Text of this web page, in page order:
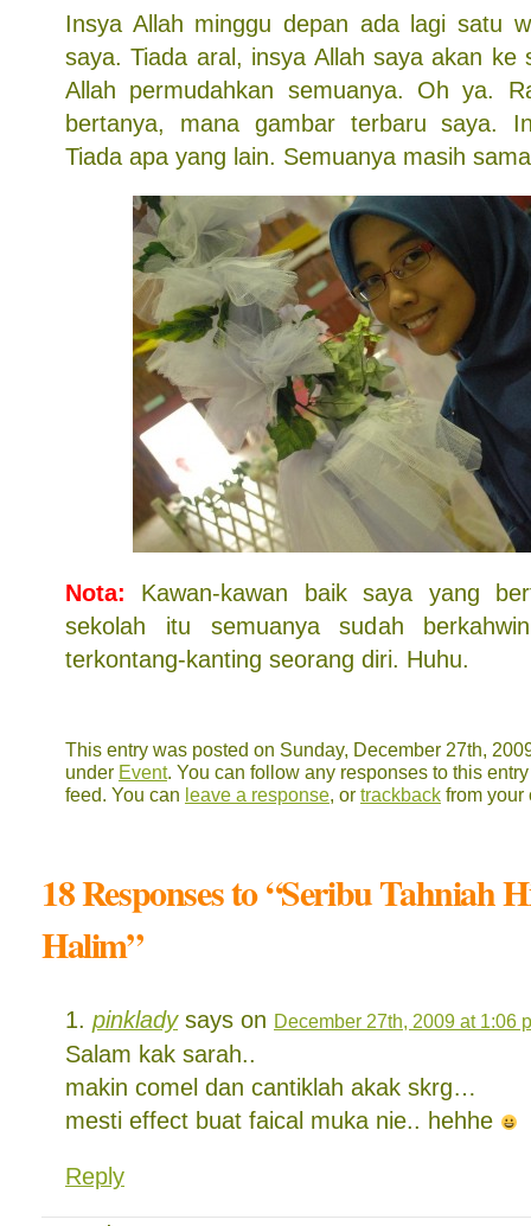
Insya Allah minggu depan ada lagi satu
saya. Tiada aral, insya Allah saya akan ke
Allah permudahkan semuanya. Oh ya.
bertanya, mana gambar terbaru saya.
Tiada apa yang lain. Semuanya masih
Nota: Kawan-kawan baik saya yang
sekolah itu semuanya sudah
terkontang-kanting seorang diri. Huhu.
This entry was posted on Sunday, December 27th,
under Event. You can follow any responses to this
feed. You can leave a response, or trackback from your
18 Responses to “Seribu Tahniah
Halim”
pinkladysays on December 27th, 2009 at 1:06
Salam kak sarah..
makin comel dan cantiklah akak skrg…
mesti effect buat faical muka nie.. hehhe
Reply